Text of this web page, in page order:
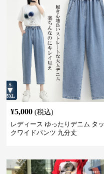
¥5,000 (税込)
レディース ゆったりデニム タッ
クワイドパンツ 九分丈